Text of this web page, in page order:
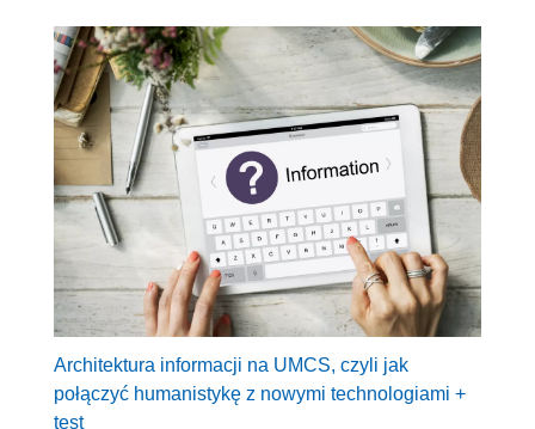
Architektura informacji na UMCS, czyli jak
połączyć humanistykę z nowymi technologiami +
test